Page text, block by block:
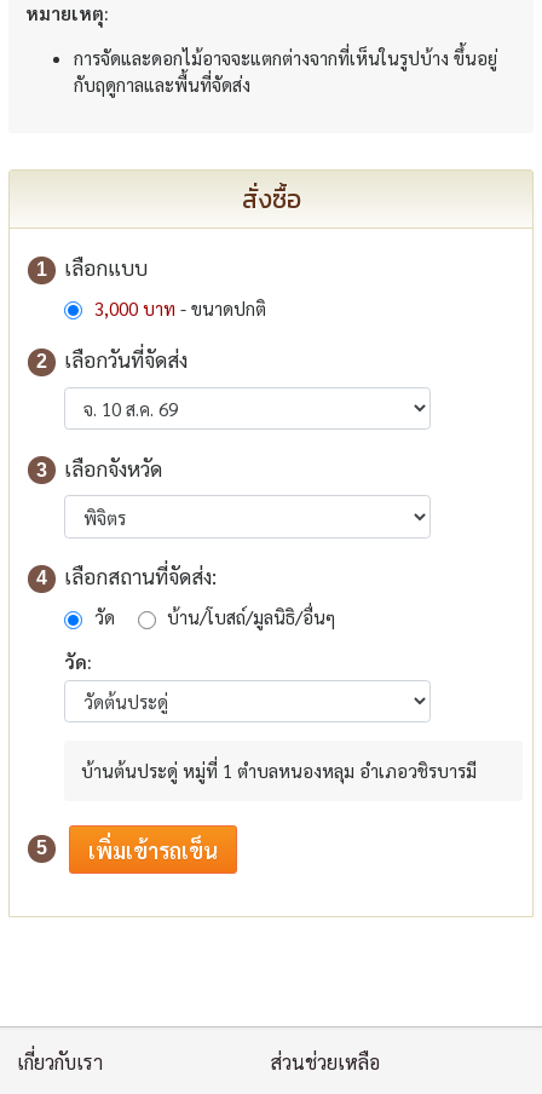
หมายเหตุ:
การจัดและดอกไม้อาจจะแตกต่างจากที่เห็นในรูปบ้าง ขึ้นอยู่
กับฤดูกาลและพื้นที่จัดส่ง
สั่งซื้อ
1 เลือกแบบ
3,000 บาท - ขนาดปกติ
2 เลือกวันที่จัดส่ง
3 เลือกจังหวัด
4 เลือกสถานที่จัดส่ง:
วัด
บ้าน/โบสถ์/มูลนิธิ/อื่นๆ
วัด:
บ้านต้นประดู่ หมู่ที่ 1 ตำบลหนองหลุม อำเภอวชิรบารมี
5
เกี่ยวกับเรา ส่วนช่วยเหลือ